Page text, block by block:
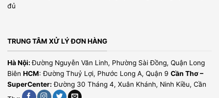
đủ
TRUNG TÂM XỬ LÝ ĐƠN HÀNG
Hà Nội:Đường Nguyễn Văn Linh, Phường Sài Đồng, Quận Long
Biên HCM: Đường Thuỷ Lợi, Phước Long A, Quận 9 Cần Thơ –
SuperCenter: Đường 30 Tháng 4, Xuân Khánh, Ninh Kiều, Cần